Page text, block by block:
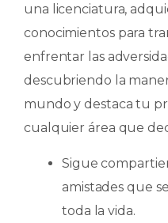
una licenciatura,
conocimientos para
enfrentar las
descubriendo la
mundo y destaca tu
cualquier área que
Sigue
amistades que
toda la vida.